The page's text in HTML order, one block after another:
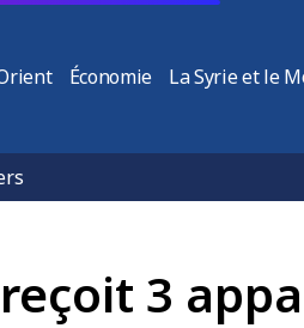
Économie La Syrie et le
3